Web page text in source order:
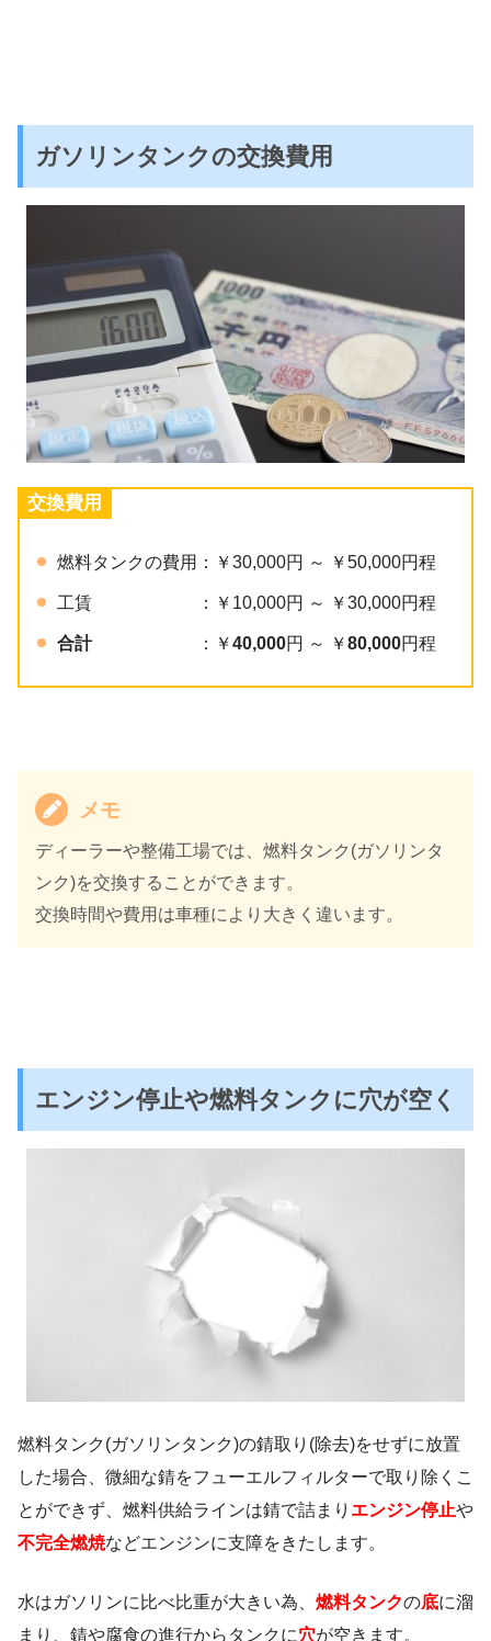
ガソリンタンクの交換費用
交換費用
燃料タンクの費用：￥30,000円 ～ ￥50,000円程
工賃 ：￥10,000円 ～ ￥30,000円程
合計：￥40,000円 ～ ￥80,000円程
メモ
ディーラーや整備工場では、燃料タンク(ガソリンタ
ンク)を交換することができます。
交換時間や費用は車種により大きく違います。
エンジン停止や燃料タンクに穴が空く
燃料タンク(ガソリンタンク)の錆取り(除去)をせずに放置
した場合、微細な錆をフューエルフィルターで取り除くこ
とができず、燃料供給ラインは錆で詰まり エンジン停止や
不完全燃焼などエンジンに支障をきたします。
水はガソリンに比べ比重が大きい為、 燃料タンクの底に溜
まり、錆や腐食の進行からタンクに穴が空きます。